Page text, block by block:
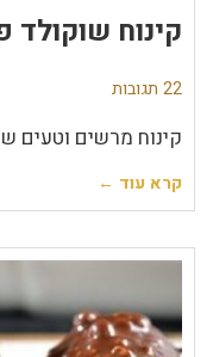
קינוח שוקולד
22 תגובות
קינוח מרשים וטעים
קרא עוד ←